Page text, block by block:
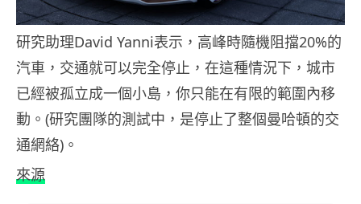
研究助理David Yanni表示，高峰時隨機阻擋20%的
汽車，交通就可以完全停止，在這種情況下，城市
已經被孤立成一個小島，你只能在有限的範圍內移
動。(研究團隊的測試中，是停止了整個曼哈頓的交
通網絡)。
來源